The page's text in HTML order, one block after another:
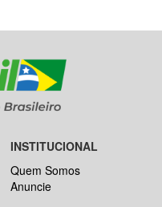
INSTITUCIONAL
Quem Somos
Anuncie